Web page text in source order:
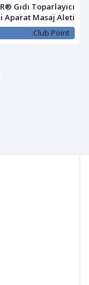
Gıdı Toparlayıcı
Aparat Masaj Aleti
İnceltme Makinesi
Club Point: